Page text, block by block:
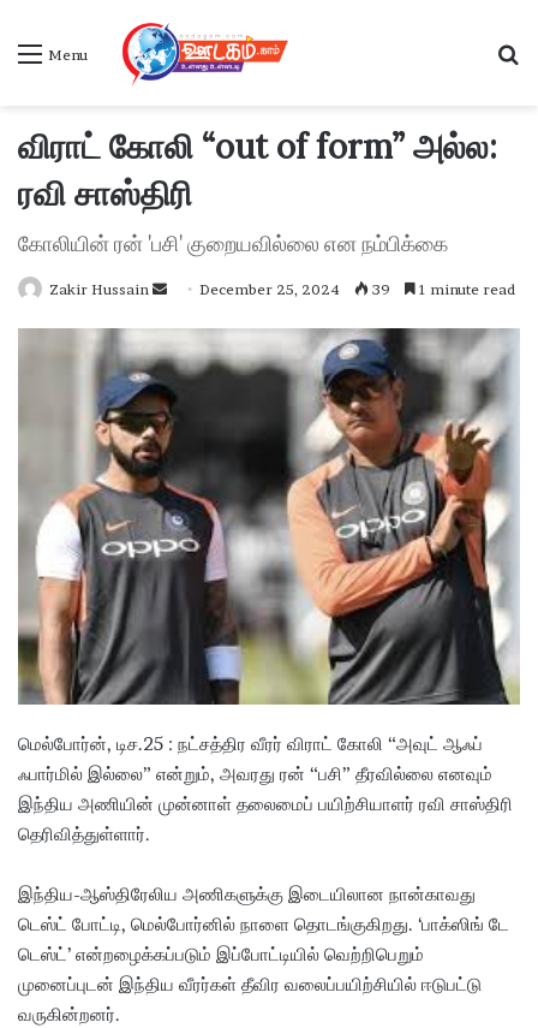
Menu
விராட் கோலி “out of form” அல்ல:
ரவி சாஸ்திரி
கோலியின் ரன் 'பசி' குறையவில்லை என நம்பிக்கை
Zakir Hussain
n
a
n
m
a
i
December 25, 2024 39 1 minute read
மெல்போர்ன், டிச.25 : நட்சத்திர வீரர் விராட் கோலி “அவுட் ஆஃப்
ஃபார்மில் இல்லை” என்றும், அவரது ரன் “பசி” தீரவில்லை எனவும்
இந்திய அணியின் முன்னாள் தலைமைப் பயிற்சியாளர் ரவி சாஸ்திரி
தெரிவித்துள்ளார்.
இந்திய-ஆஸ்திரேலிய அணிகளுக்கு இடையிலான நான்காவது
டெஸ்ட் போட்டி, மெல்போர்னில் நாளை தொடங்குகிறது. ‘பாக்ஸிங் டே
டெஸ்ட்’ என்றழைக்கப்படும் இப்போட்டியில் வெற்றிபெறும்
முனைப்புடன் இந்திய வீரர்கள் தீவிர வலைப்பயிற்சியில் ஈடுபட்டு
வருகின்றனர்.